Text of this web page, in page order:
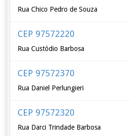
Rua Chico Pedro de Souza
CEP 97572220
Rua Custódio Barbosa
CEP 97572370
Rua Daniel Perlungieri
CEP 97572320
Rua Darci Trindade Barbosa